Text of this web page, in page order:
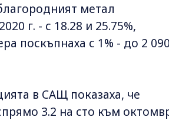
метал
г. - с 18.28 и 25.75%,
поскъпнаха с 1% - до 2 090
в САЩ показаха, че
3.2 на сто към